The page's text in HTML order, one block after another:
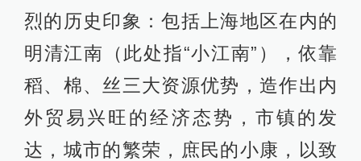
烈的历史印象：包括上海地区在内的
明清江南（此处指“小江南”），依靠
稻、棉、丝三大资源优势，造作出内
外贸易兴旺的经济态势，市镇的发
达，城市的繁荣，庶民的小康，以致